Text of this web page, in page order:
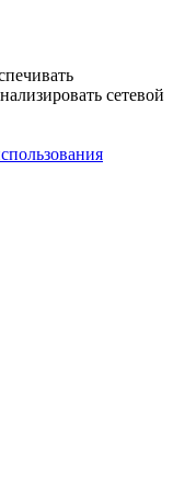
сетевой